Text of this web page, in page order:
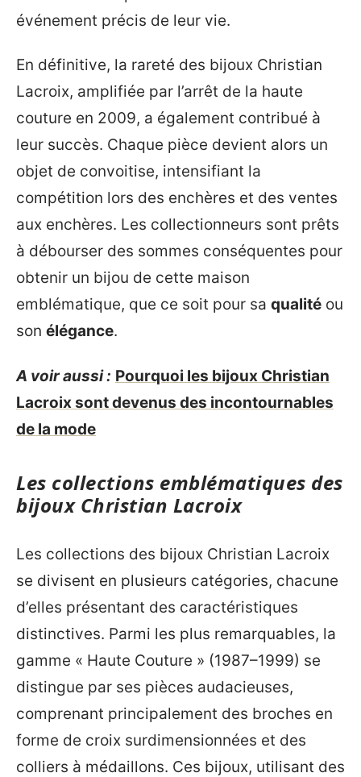
événement précis de leur vie.
En définitive, la rareté des bijoux Christian
Lacroix, amplifiée par l’arrêt de la haute
couture en 2009, a également contribué à
leur succès. Chaque pièce devient alors un
objet de convoitise, intensifiant la
compétition lors des enchères et des ventes
aux enchères. Les collectionneurs sont prêts
à débourser des sommes conséquentes pour
obtenir un bijou de cette maison
emblématique, que ce soit pour sa qualité ou
son élégance.
A voir aussi : Pourquoi les bijoux Christian
Lacroix sont devenus des incontournables
de la mode
Les collections emblématiques des
bijoux Christian Lacroix
Les collections des bijoux Christian Lacroix
se divisent en plusieurs catégories, chacune
d’elles présentant des caractéristiques
distinctives. Parmi les plus remarquables, la
gamme « Haute Couture » (1987–1999) se
distingue par ses pièces audacieuses,
comprenant principalement des broches en
forme de croix surdimensionnées et des
colliers à médaillons. Ces bijoux, utilisant des